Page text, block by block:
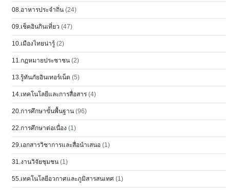
08.อาหารประจำถิ่น (24)
09.เช็คอินกินเที่ยว (47)
10.เมืองไทยน่ารู้ (2)
11.กฏหมายประชาชน (2)
13.รู้ทันภัยอินเทอร์เน็ต (5)
14.เทคโนโลยีและการสื่อสาร (4)
20.การศึกษาขั้นพื้นฐาน (96)
22.การศึกษาต่อเนื่อง (1)
29.เอกสารวิชาการและสื่อนำเสนอ (1)
31.งานวิจัยชุมชน (1)
55.เทคโนโลยีอวกาศและภูมิสารสนเทศ (1)